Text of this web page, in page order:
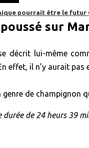
pourrait être le futur
sur
décrit lui-même
effet, il n’y aurait
genre de champignon
de 24 heurs 39